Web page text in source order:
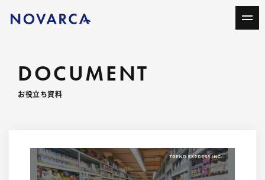
DOCUMENT
お役立ち資料